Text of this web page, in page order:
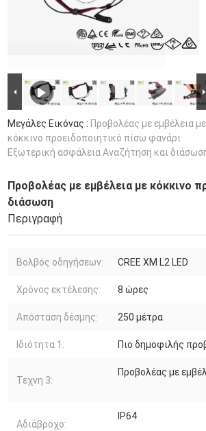
Μεγάλες Εικόνας : Προβολέας με εμβέλεια με
κόκκινο προειδοποιητικό πίσω φανάρι
Εξωτερική ασφάλεια Αναζήτηση και
Προβολέας με εμβέλεια με κόκκινο
διάσωση
Περιγραφή
Βολβός οδηγήσεων: CREE XM L2 LED
Χρόνος εκτέλεσης: 8 ώρες
Απόσταση δέσμης: 250 μέτρα
Ιδιότητα 1: Πιο δημοφιλής
Τεχνη 3:
Προβολέας με
Αδιάβροχο:
IP64